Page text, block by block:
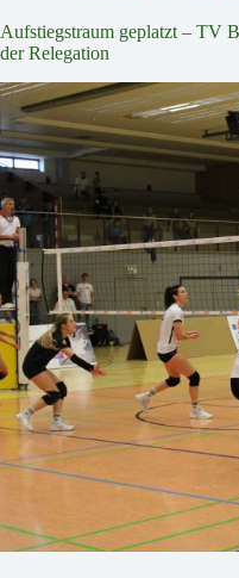
Aufstiegstraum geplatzt – TV
der Relegation